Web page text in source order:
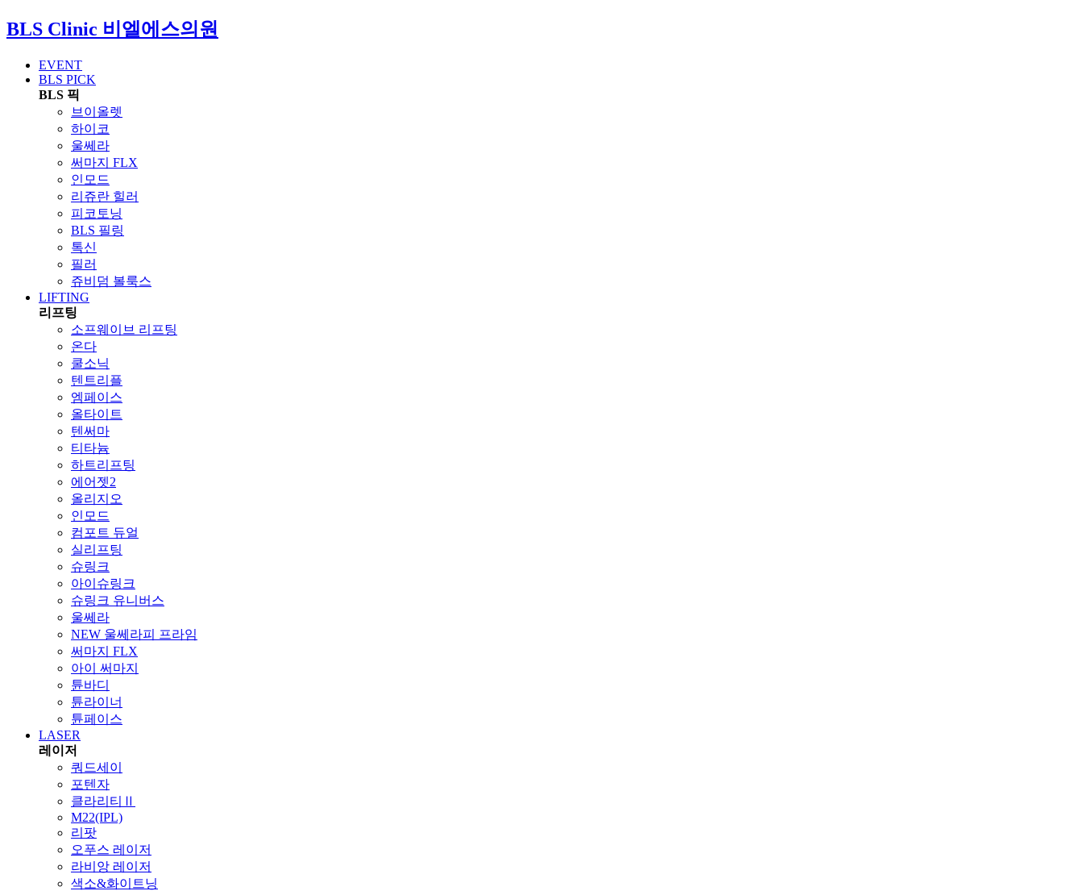
BLS Clinic 비엘에스의원
EVENT
BLS PICK
BLS 픽
브이올렛
하이코
울쎄라
써마지 FLX
인모드
리쥬란 힐러
피코토닝
BLS 필링
톡신
필러
쥬비덤 볼룩스
LIFTING
리프팅
소프웨이브 리프팅
온다
쿨소닉
텐트리플
엠페이스
올타이트
텐써마
티타늄
하트리프팅
에어젯2
올리지오
인모드
컴포트 듀얼
실리프팅
슈링크
아이슈링크
슈링크 유니버스
울쎄라
NEW 울쎄라피 프라임
써마지 FLX
아이 써마지
튠바디
튠라이너
튠페이스
LASER
레이저
쿼드세이
포텐자
클라리티Ⅱ
M22(IPL)
리팟
오푸스 레이저
라비앙 레이저
색소&화이트닝